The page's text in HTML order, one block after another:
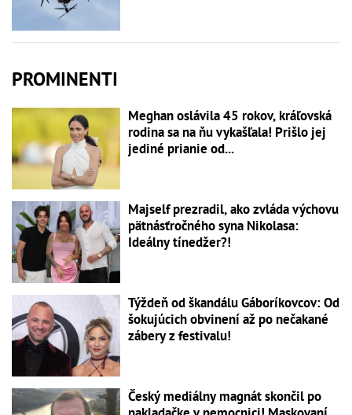
PROMINENTI
Meghan oslávila 45 rokov, kráľovská
rodina sa na ňu vykašľala! Prišlo jej
jediné prianie od...
Majself prezradil, ako zvláda výchovu
pätnásťročného syna Nikolasa:
Ideálny tínedžer?!
Týždeň od škandálu Gáboríkovcov: Od
šokujúcich obvinení až po nečakané
zábery z festivalu!
Český mediálny magnát skončil po